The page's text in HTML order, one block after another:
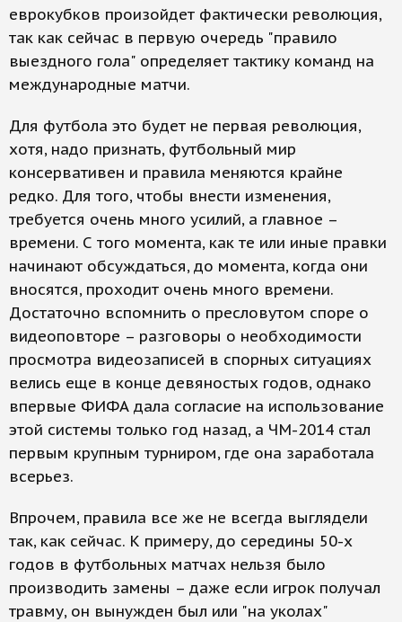
еврокубков произойдет фактически революция,
так как сейчас в первую очередь "правило
выездного гола" определяет тактику команд на
международные матчи.
Для футбола это будет не первая революция,
хотя, надо признать, футбольный мир
консервативен и правила меняются крайне
редко. Для того, чтобы внести изменения,
требуется очень много усилий, а главное –
времени. С того момента, как те или иные правки
начинают обсуждаться, до момента, когда они
вносятся, проходит очень много времени.
Достаточно вспомнить о пресловутом споре о
видеоповторе – разговоры о необходимости
просмотра видеозаписей в спорных ситуациях
велись еще в конце девяностых годов, однако
впервые ФИФА дала согласие на использование
этой системы только год назад, а ЧМ-2014 стал
первым крупным турниром, где она заработала
всерьез.
Впрочем, правила все же не всегда выглядели
так, как сейчас. К примеру, до середины 50-х
годов в футбольных матчах нельзя было
производить замены – даже если игрок получал
травму, он вынужден был или "на уколах"